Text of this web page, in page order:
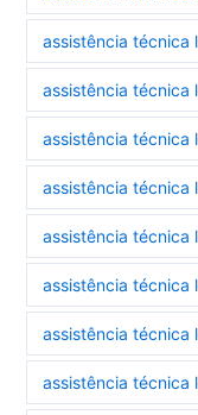
assistência técnica
assistência técnica
assistência técnica
assistência técnica
assistência técnica
assistência técnica
assistência técnica
assistência técnica